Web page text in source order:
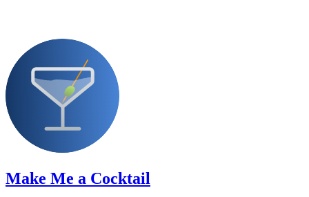
Make Me a Cocktail